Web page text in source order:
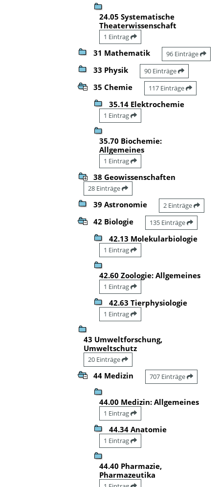
24.05 Systematische
Theaterwissenschaft
1 Eintrag
31 Mathematik 96 Einträge
33 Physik 90 Einträge
35 Chemie 117 Einträge
35.14 Elektrochemie
1 Eintrag
35.70 Biochemie:
Allgemeines
1 Eintrag
38 Geowissenschaften
28 Einträge
39 Astronomie 2 Einträge
42 Biologie 135 Einträge
42.13 Molekularbiologie
1 Eintrag
42.60 Zoologie: Allgemeines
1 Eintrag
42.63 Tierphysiologie
1 Eintrag
43 Umweltforschung,
Umweltschutz
20 Einträge
44 Medizin 707 Einträge
44.00 Medizin: Allgemeines
1 Eintrag
44.34 Anatomie
1 Eintrag
44.40 Pharmazie,
Pharmazeutika